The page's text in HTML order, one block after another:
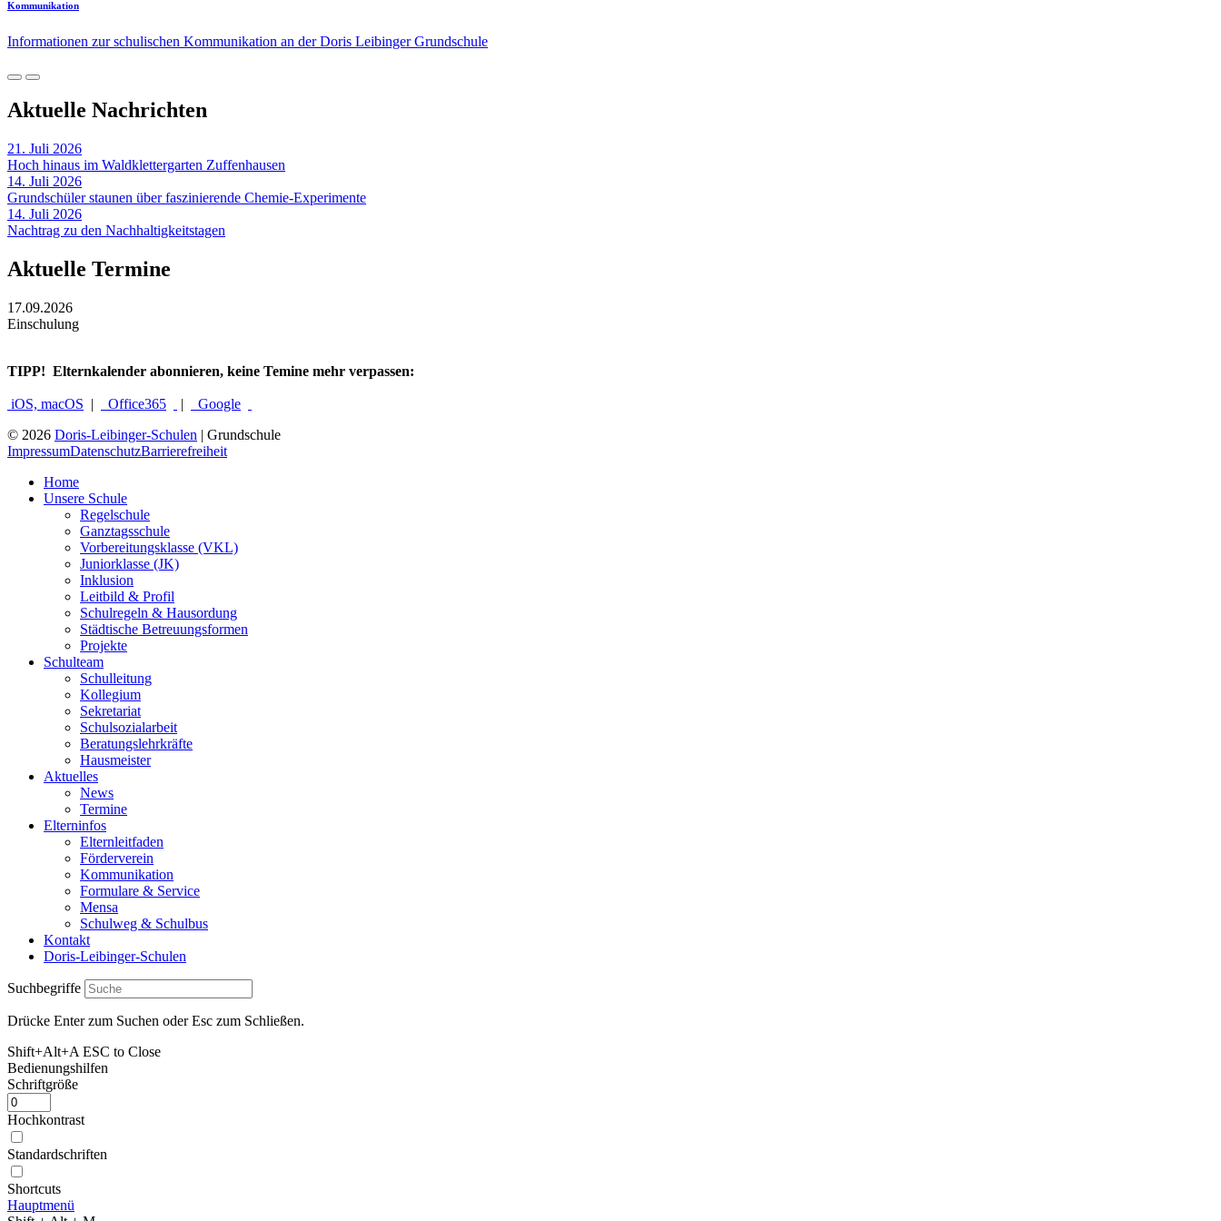
Kommunikation
Informationen zur schulischen Kommunikation an der Doris Leibinger Grundschule
Aktuelle Nachrichten
21. Juli 2026
Hoch hinaus im Waldklettergarten Zuffenhausen
14. Juli 2026
Grundschüler staunen über faszinierende Chemie-Experimente
14. Juli 2026
Nachtrag zu den Nachhaltigkeitstagen
Aktuelle Termine
17.09.2026
Einschulung
TIPP! Elternkalender abonnieren, keine Temine mehr verpassen:
iOS, macOS | Office365 |
Google
© 2026 Doris-Leibinger-Schulen | Grundschule
ImpressumDatenschutzBarrierefreiheit
Home
Unsere Schule
Regelschule
Ganztagsschule
Vorbereitungsklasse (VKL)
Juniorklasse (JK)
Inklusion
Leitbild & Profil
Schulregeln & Hausordung
Städtische Betreuungsformen
Projekte
Schulteam
Schulleitung
Kollegium
Sekretariat
Schulsozialarbeit
Beratungslehrkräfte
Hausmeister
Aktuelles
News
Termine
Elterninfos
Elternleitfaden
Förderverein
Kommunikation
Formulare & Service
Mensa
Schulweg & Schulbus
Kontakt
Doris-Leibinger-Schulen
Suchbegriffe
Drücke Enter zum Suchen oder Esc zum Schließen.
Shift+Alt+A ESC to Close
Bedienungshilfen
Schriftgröße
Hochkontrast
Standardschriften
Shortcuts
Hauptmenü